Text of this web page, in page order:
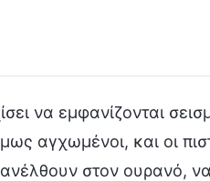
να εμφανίζονται
αγχωμένοι, και οι
στον ουρανό,